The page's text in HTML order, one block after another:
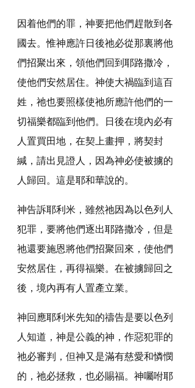
因着他們的罪，神要把他們趕散到各
國去。惟神應許日後祂必從那裏將他
們招聚出來，領他們回到耶路撒冷，
使他們安然居住。神使大禍臨到這百
姓，祂也要照樣使祂所應許他們的一
切福樂都臨到他們。日後在境內必有
人置買田地，在契上畫押，將契封
緘，請出見證人，因為神必使被擄的
人歸回。這是耶和華說的。
神告訴耶利米，雖然祂因為以色列人
犯罪，要將他們逐出耶路撒冷，但是
祂還要施恩將他們招聚回來，使他們
安然居住，再得福樂。在被擄歸回之
後，境內再有人置產立業。
神回應耶利米先知的禱告是要以色列
人知道，神是公義的神，作惡犯罪的
祂必審判，但神又是滿有慈愛和憐憫
的，祂必拯救，也必賜福。神囑咐耶